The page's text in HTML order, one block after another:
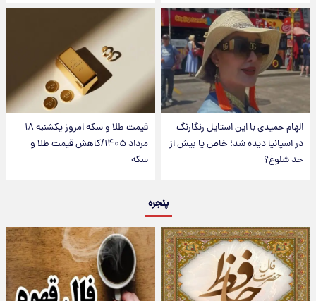
الهام حمیدی با این استایل رنگارنگ
در اسپانیا دیده شد؛ خاص یا بیش از
حد شلوغ؟
قیمت طلا و سکه امروز یکشنبه ۱۸
مرداد ۱۴۰۵/کاهش قیمت طلا و
سکه
پنجره